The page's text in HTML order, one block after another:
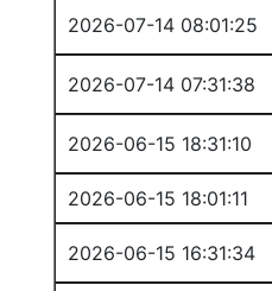
2026-07-14 08:01:25
2026-07-14 07:31:38
2026-06-15 18:31:10
2026-06-15 18:01:11
2026-06-15 16:31:34